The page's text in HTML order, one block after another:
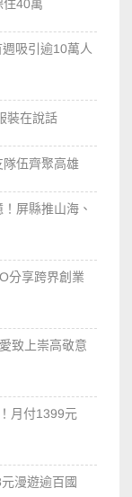
40萬
週吸引逾10萬人
裝在說話
伍齊聚高雄
屏縣推山海、
分享跨界創業
致上崇高敬意
月付1399元
漫遊逾百國